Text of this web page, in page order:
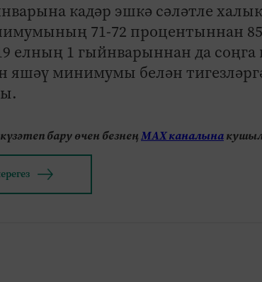
кадәр эшкә сәләтле
71-72 процентыннан 85
елның 1 гыйнварыннан да
яшәү минимумы белән
бару өчен безнеңМАХ каналына